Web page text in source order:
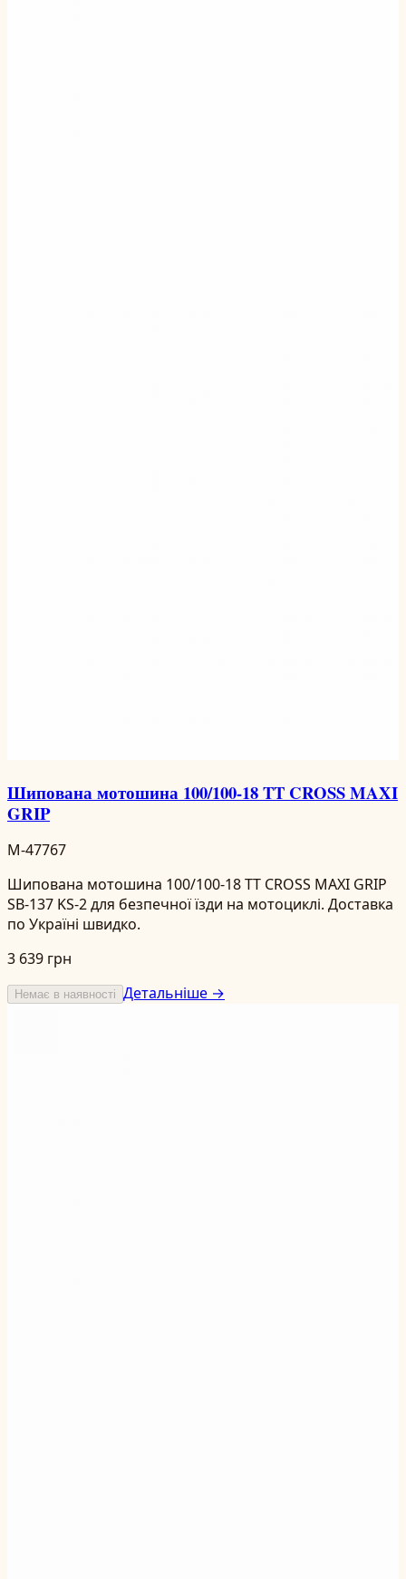
Шипована мотошина 100/100-18 TT CROSS MAXI
GRIP
M-47767
Шипована мотошина 100/100-18 TT CROSS MAXI GRIP
SB-137 KS-2 для безпечної їзди на мотоциклі. Доставка
по Україні швидко.
3 639 грн
Немає в наявності Детальніше →